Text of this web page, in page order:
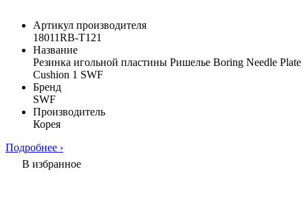
Артикул производителя
18011RB-T121
Название
Резинка игольной пластины Ришелье Boring Needle Plate
Cushion 1 SWF
Бренд
SWF
Производитель
Корея
Подробнее ›
В избранное